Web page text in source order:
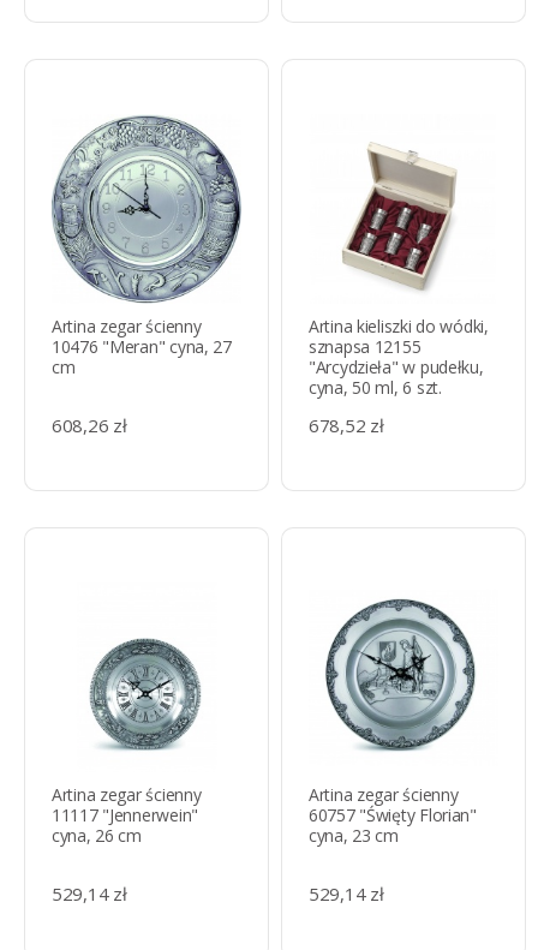
Artina zegar ścienny
10476 "Meran" cyna, 27
cm
608,26 zł
Artina kieliszki do wódki,
sznapsa 12155
"Arcydzieła" w pudełku,
cyna, 50 ml, 6 szt.
678,52 zł
Artina zegar ścienny
11117 "Jennerwein"
cyna, 26 cm
529,14 zł
Artina zegar ścienny
60757 "Święty Florian"
cyna, 23 cm
529,14 zł